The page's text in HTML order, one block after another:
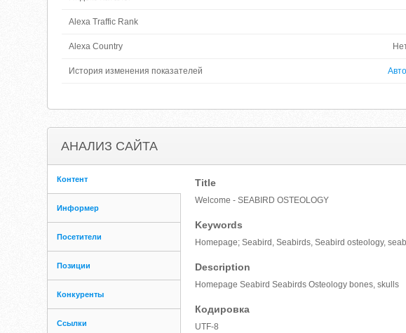
Alexa Traffic Rank
Alexa Country
История изменения показателей
АНАЛИЗ САЙТА
Контент
Информер
Посетители
Позиции
Конкуренты
Ссылки
Title
Welcome - SEABIRD OSTEOLOGY
Keywords
Homepage; Seabird, Seabirds, Seabird osteology,
Description
Homepage Seabird Seabirds Osteology bones, skulls
Кодировка
UTF-8